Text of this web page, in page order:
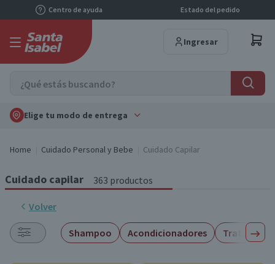
Centro de ayuda Estado del pedido
Ingresar
Elige tu modo de entrega
Home Cuidado Personal y Bebe Cuidado Capilar
Cuidado capilar 363 productos
Volver
Shampoo Acondicionadores